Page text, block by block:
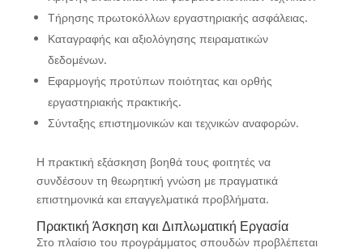
Τήρησης πρωτοκόλλων εργαστηριακής ασφάλειας.
Καταγραφής και αξιολόγησης πειραματικών
δεδομένων.
Εφαρμογής προτύπων ποιότητας και ορθής
εργαστηριακής πρακτικής.
Σύνταξης επιστημονικών και τεχνικών αναφορών.
Η πρακτική εξάσκηση βοηθά τους φοιτητές να
συνδέσουν τη θεωρητική γνώση με πραγματικά
επιστημονικά και επαγγελματικά προβλήματα.
Πρακτική Άσκηση και Διπλωματική Εργασία
Στο πλαίσιο του προγράμματος σπουδών προβλέπεται